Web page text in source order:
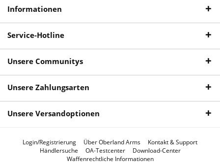
Informationen
Service-Hotline
Unsere Communitys
Unsere Zahlungsarten
Unsere Versandoptionen
Login/Registrierung Über Oberland Arms
Kontakt & Support
Händlersuche
OA-Testcenter
Download-Center
Waffenrechtliche Informationen